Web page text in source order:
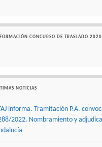
CONCURSO DE TRASLADO 2020
NOTICIAS
informa. Tramitación P.A.
2022. Nombramiento y